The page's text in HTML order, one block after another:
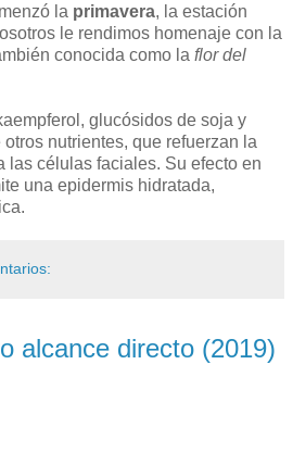
la primavera, la estación
le rendimos homenaje con la
conocida como la flor del
glucósidos de soja y
nutrientes, que refuerzan la
las células faciales. Su efecto en
una epidermis hidratada,
alcance directo (2019)